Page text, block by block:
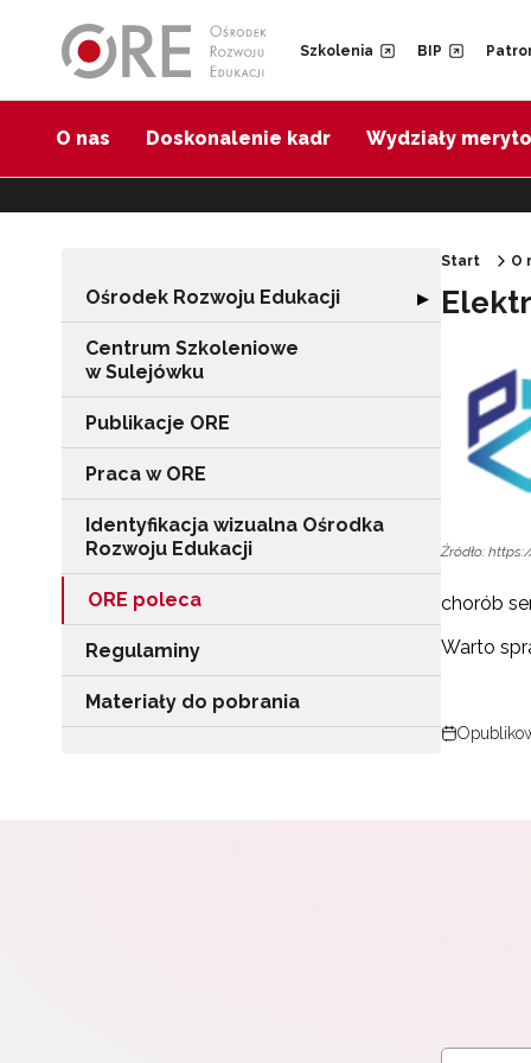
Szkolenia BIP
O nas Doskonalenie kadr Wydziały
Ośrodek Rozwoju Edukacji Rozwiń sekcję
▶
Centrum Szkoleniowe
w Sulejówku
Publikacje ORE
Praca w ORE
Identyfikacja wizualna Ośrodka
Rozwoju Edukacji
ORE poleca
Regulaminy
Materiały do pobrania
Start O
Źródło:
chorób
Warto